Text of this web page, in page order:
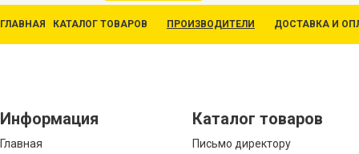
ГЛАВНАЯ КАТАЛОГ ТОВАРОВ ПРОИЗВОДИТЕЛИ ДОСТАВКА И
Информация
Главная
Каталог товаров
Письмо директору